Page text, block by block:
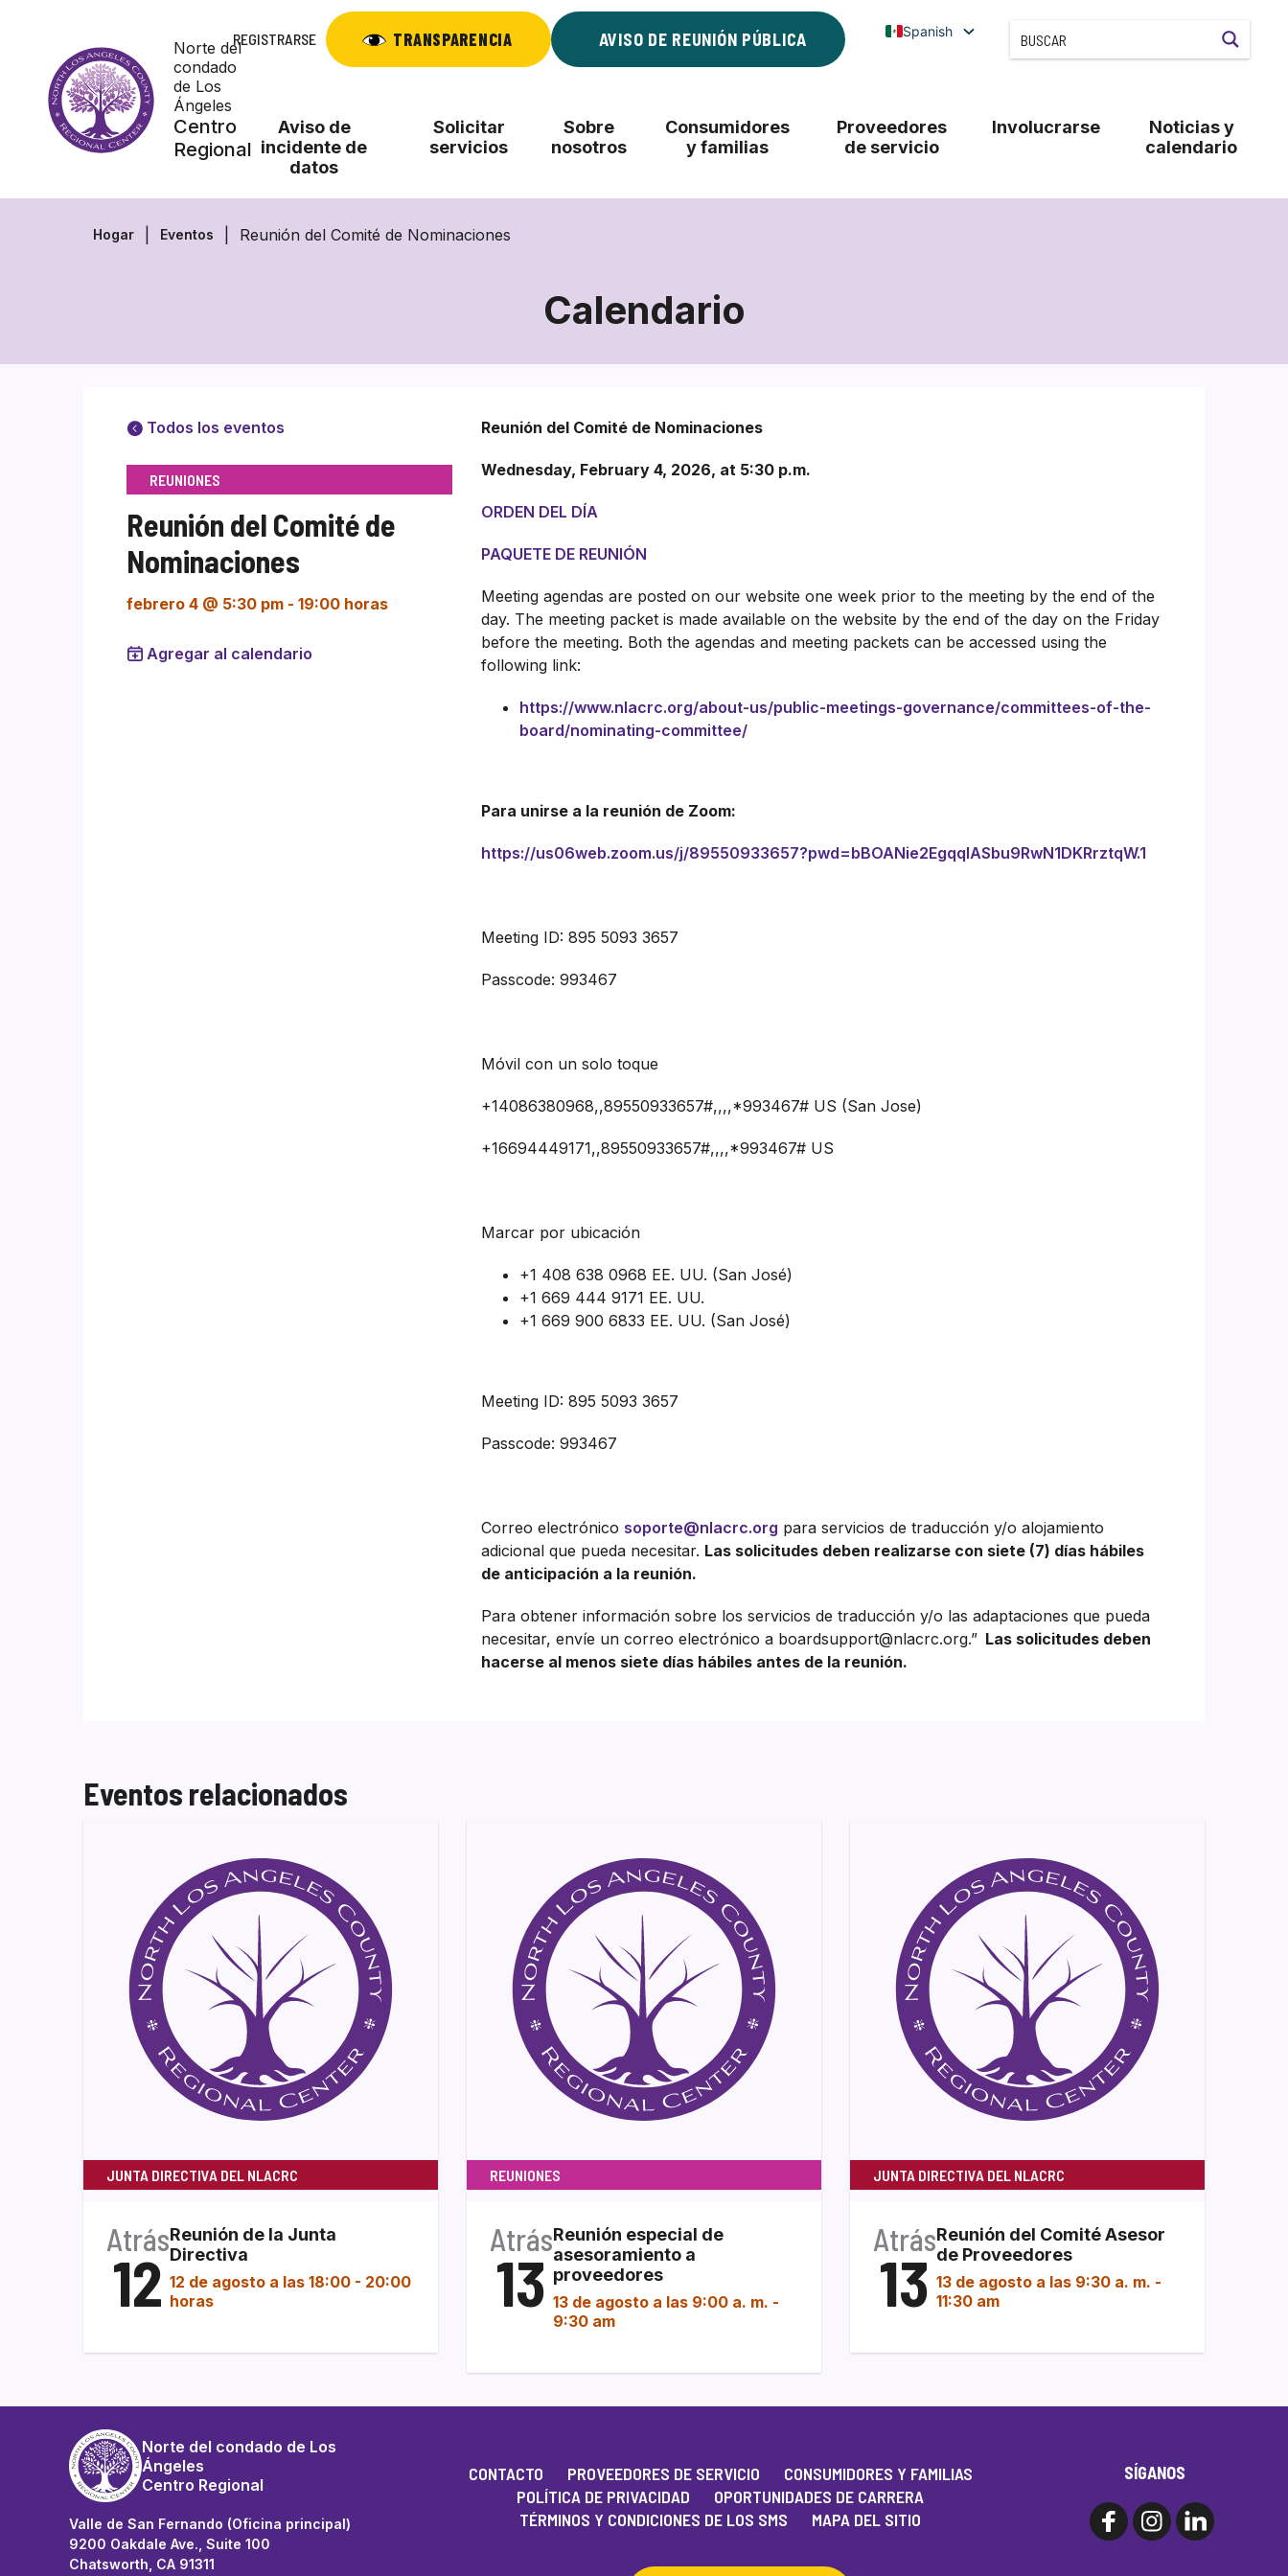
contenido
Norte del
condado
de Los
Ángeles
Centro
Regional
REGISTRARSE TRANSPARENCIA AVISO DE REUNIÓN PÚBLICA Spanish
Aviso de
incidente de
datos
Solicitar
servicios
Sobre
nosotros
Consumidores
y familias
Proveedores
de servicio
Involucrarse
Noticias y
calendario
Hogar Eventos Reunión del Comité de Nominaciones
Calendario
Todos los eventos
REUNIONES
Reunión del Comité de
Nominaciones
febrero 4 @ 5:30 pm - 19:00 horas
Agregar al calendario
Reunión del Comité de Nominaciones
Wednesday, February 4, 2026, at 5:30 p.m.
ORDEN DEL DÍA
PAQUETE DE REUNIÓN
Meeting agendas are posted on our website one week prior to the meeting by the end of the
day. The meeting packet is made available on the website by the end of the day on the Friday
before the meeting. Both the agendas and meeting packets can be accessed using the
following link:
https://www.nlacrc.org/about-us/public-meetings-governance/committees-of-the-
board/nominating-committee/
Para unirse a la reunión de Zoom:
https://us06web.zoom.us/j/89550933657?pwd=bBOANie2EgqqIASbu9RwN1DKRrztqW.1
Meeting ID: 895 5093 3657
Passcode: 993467
Móvil con un solo toque
+14086380968,,89550933657#,,,,*993467# US (San Jose)
+16694449171,,89550933657#,,,,*993467# US
Marcar por ubicación
+1 408 638 0968 EE. UU. (San José)
+1 669 444 9171 EE. UU.
+1 669 900 6833 EE. UU. (San José)
Meeting ID: 895 5093 3657
Passcode: 993467
Correo electrónico soporte@nlacrc.org para servicios de traducción y/o alojamiento
adicional que pueda necesitar. Las solicitudes deben realizarse con siete (7) días hábiles
de anticipación a la reunión.
Para obtener información sobre los servicios de traducción y/o las adaptaciones que pueda
necesitar, envíe un correo electrónico a boardsupport@nlacrc.org.” Las solicitudes deben
hacerse al menos siete días hábiles antes de la reunión.
Eventos relacionados
JUNTA DIRECTIVA DEL NLACRC
Atrás
12
Reunión de la Junta
Directiva
12 de agosto a las 18:00 - 20:00
horas
REUNIONES
Atrás
13
Reunión especial de
asesoramiento a
proveedores
13 de agosto a las 9:00 a. m. -
9:30 am
JUNTA DIRECTIVA DEL NLACRC
Atrás
13
Reunión del Comité Asesor
de Proveedores
13 de agosto a las 9:30 a. m. -
11:30 am
Norte del condado de Los
Ángeles
Centro Regional
Valle de San Fernando (Oficina principal)
9200 Oakdale Ave., Suite 100
Chatsworth, CA 91311
CONTACTO PROVEEDORES DE SERVICIO
CONSUMIDORES Y FAMILIAS
POLÍTICA DE PRIVACIDAD
OPORTUNIDADES DE CARRERA
TÉRMINOS Y CONDICIONES DE LOS SMS
MAPA DEL SITIO
SÍGANOS